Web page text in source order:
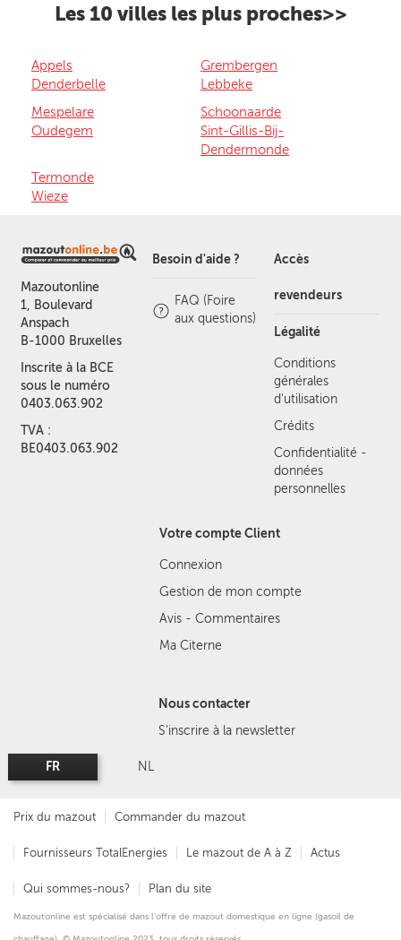
Les 10 villes les plus proches>>
Appels
Denderbelle
Grembergen
Lebbeke
Mespelare
Oudegem
Schoonaarde
Sint-Gillis-Bij-
Dendermonde
Termonde
Wieze
Mazoutonline
1, Boulevard
Anspach
B-1000 Bruxelles
Inscrite à la BCE
sous le numéro
0403.063.902
TVA :
BE0403.063.902
Besoin d'aide ?
FAQ (Foire
aux questions)
Accès
revendeurs
Légalité
Conditions
générales
d'utilisation
Crédits
Confidentialité -
données
personnelles
Votre compte Client
Connexion
Gestion de mon compte
Avis - Commentaires
Ma Citerne
Nous contacter
S'inscrire à la newsletter
FR NL
Prix du mazout Commander du mazout
Fournisseurs TotalEnergies Le mazout de A à Z Actus
Qui sommes-nous? Plan du site
Mazoutonline est spécialisé dans l'offre de mazout domestique en ligne (gasoil de